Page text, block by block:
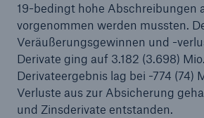
19-bedingt hohe Abschreibungen
vorgenommen werden mussten.
Veräußerungsgewinnen und -
Derivate ging auf 3.182 (3.698)
Derivateergebnis lag bei -774 (74)
Verluste aus zur Absicherung
und Zinsderivate entstanden.